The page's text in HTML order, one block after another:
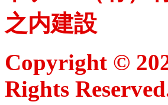
Copyright ©
Rights